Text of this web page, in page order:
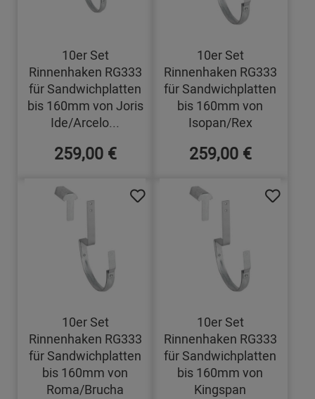
10er Set
Rinnenhaken RG333
für Sandwichplatten
bis 160mm von Joris
Ide/Arcelo...
259,00 €
10er Set
Rinnenhaken RG333
für Sandwichplatten
bis 160mm von
Isopan/Rex
259,00 €
10er Set
Rinnenhaken RG333
für Sandwichplatten
bis 160mm von
Roma/Brucha
10er Set
Rinnenhaken RG333
für Sandwichplatten
bis 160mm von
Kingspan